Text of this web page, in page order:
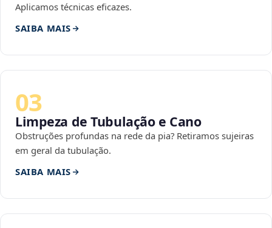
Aplicamos técnicas eficazes.
SAIBA MAIS
03
Limpeza de Tubulação e Cano
Obstruções profundas na rede da pia? Retiramos sujeiras
em geral da tubulação.
SAIBA MAIS